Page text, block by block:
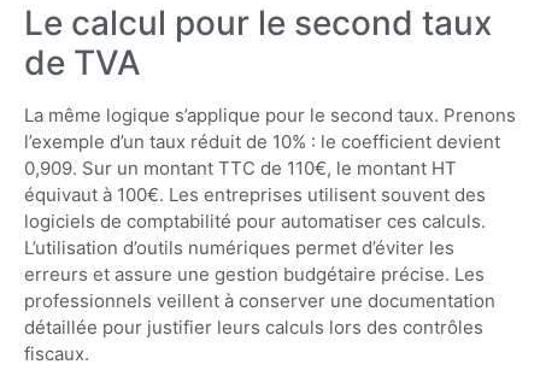
Le calcul pour le second taux
de TVA
La même logique s’applique pour le second taux. Prenons
l’exemple d’un taux réduit de 10% : le coefficient devient
0,909. Sur un montant TTC de 110€, le montant HT
équivaut à 100€. Les entreprises utilisent souvent des
logiciels de comptabilité pour automatiser ces calculs.
L’utilisation d’outils numériques permet d’éviter les
erreurs et assure une gestion budgétaire précise. Les
professionnels veillent à conserver une documentation
détaillée pour justifier leurs calculs lors des contrôles
fiscaux.